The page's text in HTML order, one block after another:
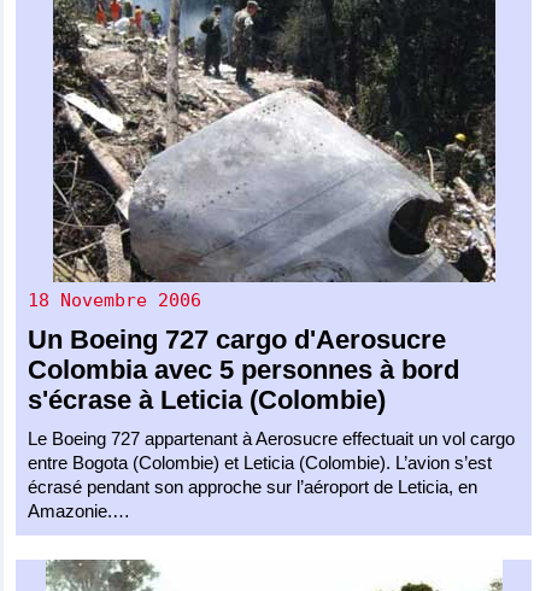
18 Novembre 2006
Un Boeing 727 cargo d'Aerosucre
Colombiaavec 5 personnes à bord
s'écrase à Leticia (Colombie)
Le Boeing 727 appartenant à Aerosucre effectuait un vol cargo
entre Bogota (Colombie) et Leticia (Colombie). L’avion s’est
écrasé pendant son approche sur l’aéroport de Leticia, en
Amazonie.…